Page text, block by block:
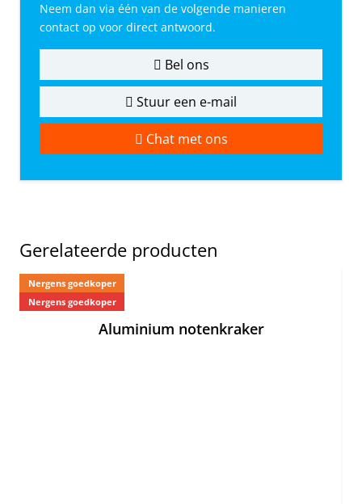
Neem dan via één van de volgende manieren
contact op voor direct antwoord.
Bel ons
Stuur een e-mail
Chat met ons
Gerelateerde producten
Nergens goedkoper
Nergens goedkoper
Aluminium notenkraker